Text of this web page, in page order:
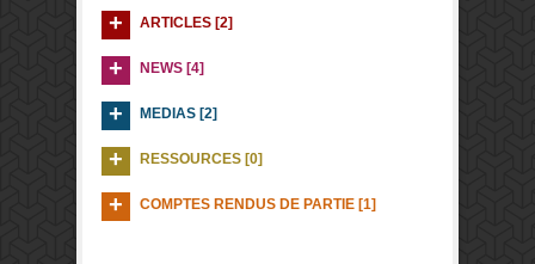
ARTICLES [2]
NEWS [4]
MEDIAS [2]
RESSOURCES [0]
COMPTES RENDUS DE PARTIE [1]